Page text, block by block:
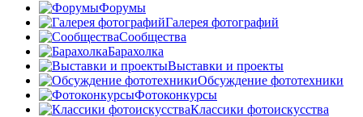
Форумы
Галерея фотографий
Сообщества
Барахолка
Выставки и проекты
Обсуждение фототехники
Фотоконкурсы
Классики фотоискусства